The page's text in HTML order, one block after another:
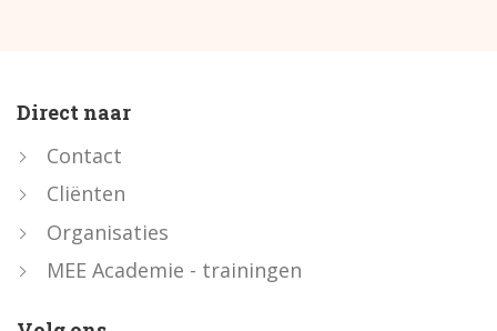
Direct naar
Contact
Cliënten
Organisaties
MEE Academie - trainingen